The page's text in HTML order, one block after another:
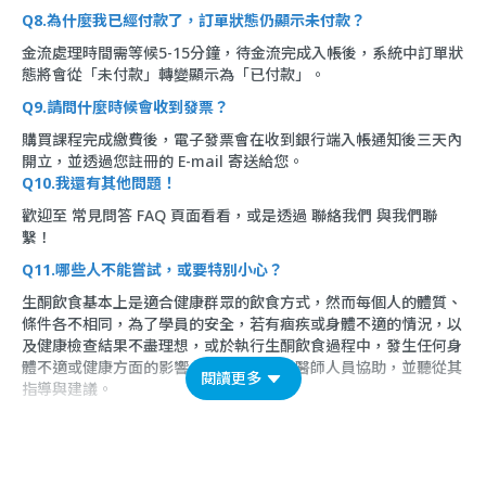
Q8.為什麼我已經付款了，訂單狀態仍顯示未付款？
金流處理時間需等候5-15分鐘，待金流完成入帳後，系統中訂單狀
態將會從「未付款」轉變顯示為「已付款」。
Q9.請問什麼時候會收到發票？
購買課程完成繳費後，電子發票會在收到銀行端入帳通知後三天內
開立，並透過您註冊的 E-mail 寄送給您。
Q10.我還有其他問題！
歡迎至 常見問答 FAQ 頁面看看，或是透過 聯絡我們 與我們聯
繫！
Q11.哪些人不能嘗試，或要特別小心？
生酮飲食基本上是適合健康群眾的飲食方式，然而每個人的體質、
條件各不相同，為了學員的安全，若有痼疾或身體不適的情況，以
及健康檢查結果不盡理想，或於執行生酮飲食過程中，發生任何身
體不適或健康方面的影響，請尋求專業的醫師人員協助，並聽從其
指導與建議。
閱讀更多